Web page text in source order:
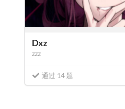
Dxz
zzz
通过 14 题